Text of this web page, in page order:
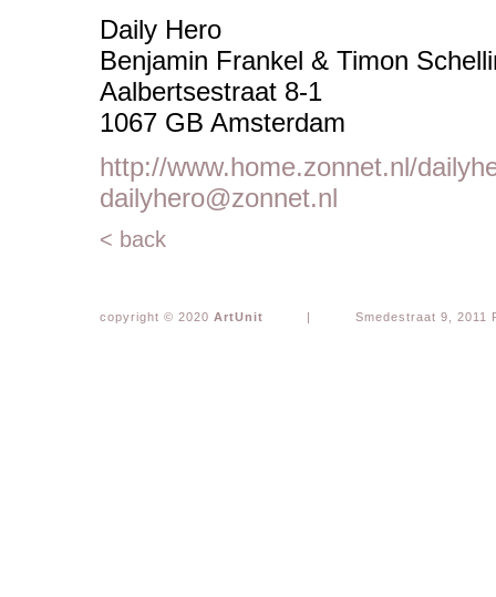
Daily Hero
Benjamin Frankel & Timon
Aalbertsestraat 8-1
1067 GB Amsterdam
http://www.home.zonnet.nl/
dailyhero@zonnet.nl
< back
copyright © 2020 ArtUnit | Smedestraat 9, 2011